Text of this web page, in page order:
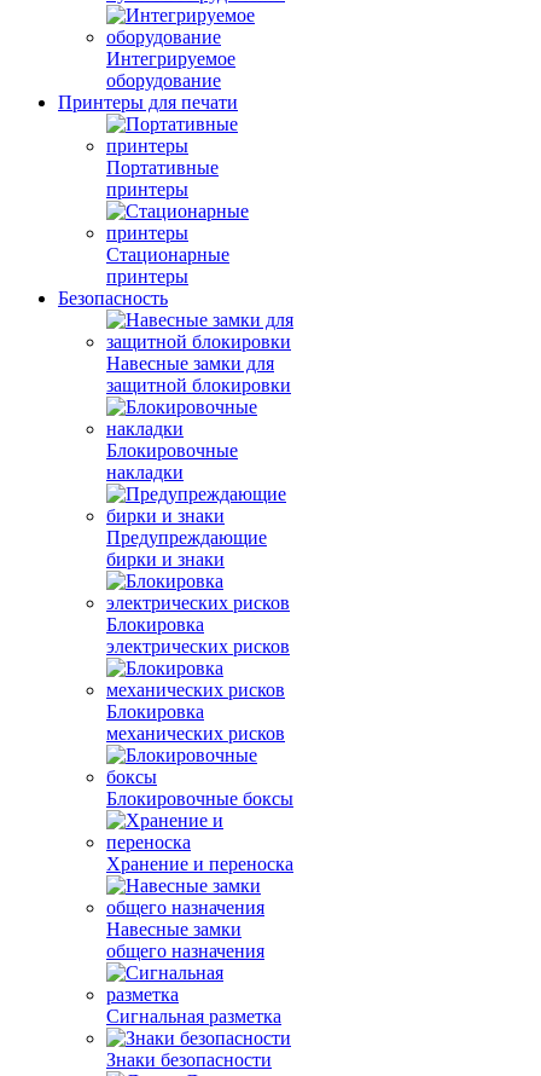
Интегрируемое
оборудование
Принтеры для печати
Портативные
принтеры
Стационарные
принтеры
Безопасность
Навесные замки для
защитной блокировки
Блокировочные
накладки
Предупреждающие
бирки и знаки
Блокировка
электрических рисков
Блокировка
механических рисков
Блокировочные боксы
Хранение и переноска
Навесные замки
общего назначения
Сигнальная разметка
Знаки безопасности